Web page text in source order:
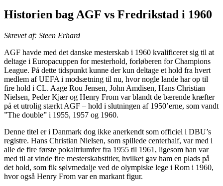
Historien bag AGF vs Fredrikstad i 1960
Skrevet af: Steen Erhard
AGF havde med det danske mesterskab i 1960 kvalificeret sig til at
deltage i Europacuppen for mesterhold, forløberen for Champions
League. På dette tidspunkt kunne der kun deltage et hold fra hvert
medlem af UEFA i modsætning til nu, hvor nogle lande har op til
fire hold i CL. Aage Rou Jensen, John Amdisen, Hans Christian
Nielsen, Peder Kjær og Henry From var blandt de bærende kræfter
på et utrolig stærkt AGF – hold i slutningen af 1950’erne, som vandt
”The double” i 1955, 1957 og 1960.
Denne titel er i Danmark dog ikke anerkendt som officiel i DBU’s
registre. Hans Christian Nielsen, som spillede centerhalf, var med i
alle de fire første pokaltriumfer fra 1955 til 1961, ligesom han var
med til at vinde fire mesterskabstitler, hvilket gav ham en plads på
det hold, som fik sølvmedalje ved de olympiske lege i Rom i 1960,
hvor også Henry From var en markant figur.